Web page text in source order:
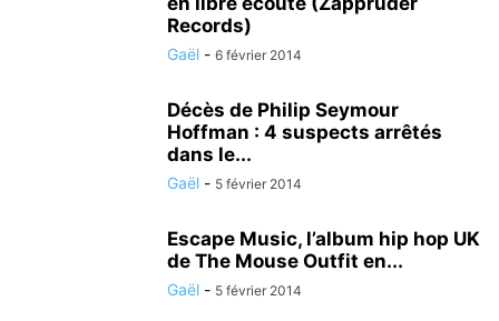
Records)
Gaël - 6 février 2014
Décès de Philip Seymour
Hoffman : 4 suspects arrêtés
dans le...
Gaël - 5 février 2014
Escape Music, l’album hip hop UK
de The Mouse Outfit en...
Gaël - 5 février 2014